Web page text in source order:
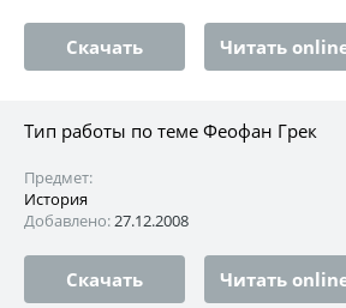
Скачать Читать
Тип работы по теме Феофан Грек
Предмет:
История
Добавлено:27.12.2008
Скачать Читать